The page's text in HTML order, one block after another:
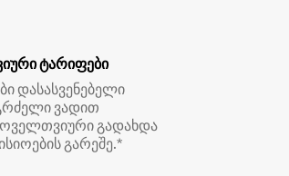
ტარიფები
დასასვენებელი
ვადით
გადახდა
გარეშე.*